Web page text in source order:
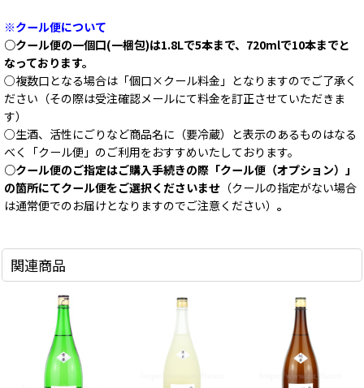
※クール便について
○クール便の一個口(一梱包)は1.8Lで5本まで、720mlで10本までと
なっております。
○複数口となる場合は「個口×クール料金」となりますのでご了承く
ださい（その際は受注確認メールにて料金を訂正させていただきま
す）
○生酒、活性にごりなど商品名に（要冷蔵）と表示のあるものはなる
べく「クール便」のご利用をおすすめいたしております。
○クール便のご指定はご購入手続きの際「クール便（オプション）」
の箇所にてクール便をご選択くださいませ （クールの指定がない場合
は通常便でのお届けとなりますのでご注意ください） 。
関連商品